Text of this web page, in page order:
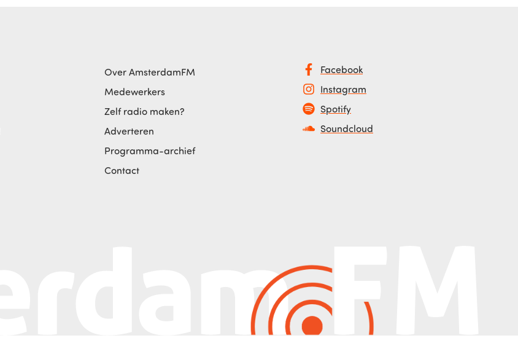
Over AmsterdamFM
Medewerkers
Zelf radio maken?
Adverteren
Programma-archief
Contact
Facebook
Instagram
Spotify
Soundcloud